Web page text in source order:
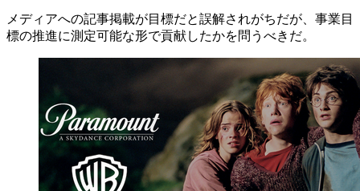
メディアへの記事掲載が目標だと誤解されがちだが、事業目
標の推進に測定可能な形で貢献したかを問うべきだ。